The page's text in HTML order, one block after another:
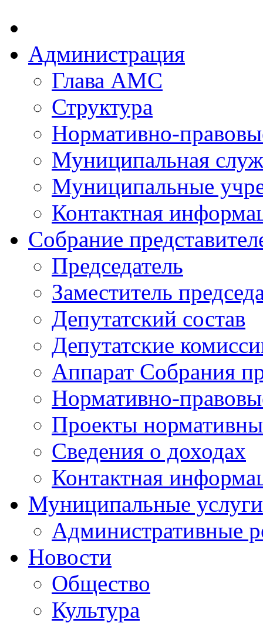
Администрация
Глава АМС
Структура
Нормативно-
Муниципальная
Муниципальные
Контактная
Собрание
Председатель
Заместитель
Депутатский состав
Депутатские
Аппарат Собрания
Нормативно-
Проекты
Сведения о доходах
Контактная
Муниципальные услуги
Административные
Новости
Общество
Культура